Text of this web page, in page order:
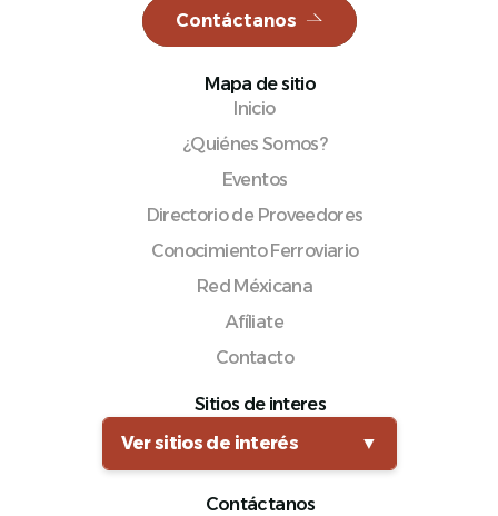
Contáctanos
Mapa de sitio
Inicio
¿Quiénes Somos?
Eventos
Directorio de Proveedores
Conocimiento Ferroviario
Red Méxicana
Afíliate
Contacto
Sitios de interes
Ver sitios de interés
▼
Contáctanos